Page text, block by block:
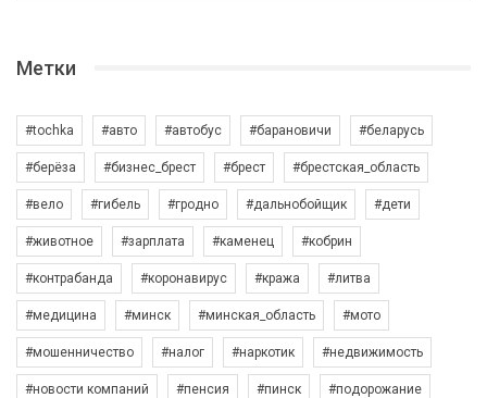
Метки
#tochka #авто #автобус #барановичи #беларусь
#берёза #бизнес_брест #брест #брестская_область
#вело #гибель #гродно #дальнобойщик #дети
#животное #зарплата #каменец #кобрин
#контрабанда #коронавирус #кража #литва
#медицина #минск #минская_область #мото
#мошенничество #налог #наркотик #недвижимость
#новости компаний #пенсия #пинск #подорожание